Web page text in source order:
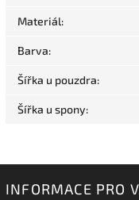
Materiál:
Barva:
Šířka u pouzdra:
Šířka u spony:
INFORMACE PRO